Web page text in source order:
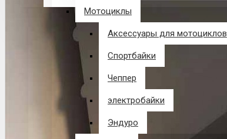
В корзине пусто!
Мотоциклы
Аксессуары для мотоциклов
Спортбайки
Чеппер
электробайки
Эндуро